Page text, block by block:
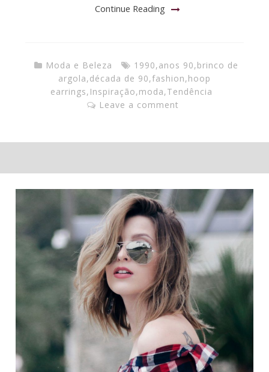
Continue Reading
Moda e Beleza 1990,anos 90,brinco de
argola,década de 90,fashion,hoop
earrings, Inspiração,moda,Tendência
Leave a comment